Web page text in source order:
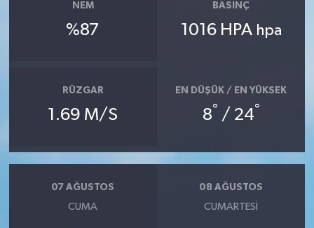
NEM
%87
BASINÇ
1016 HPA hpa
RÜZGAR
1.69 M/S
EN DÜŞÜK / EN YÜKSEK
8° / 24°
07 AĞUSTOS
CUMA
08 AĞUSTOS
CUMARTESI